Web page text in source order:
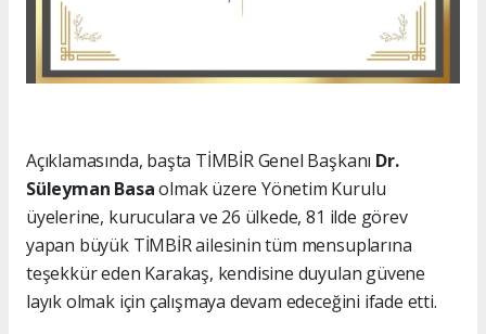
Açıklamasında, başta TİMBİR Genel Başkanı Dr.
Süleyman Basaolmak üzere Yönetim Kurulu
üyelerine, kuruculara ve 26 ülkede, 81 ilde görev
yapan büyük TİMBİR ailesinin tüm mensuplarına
teşekkür eden Karakaş, kendisine duyulan güvene
layık olmak için çalışmaya devam edeceğini ifade etti.